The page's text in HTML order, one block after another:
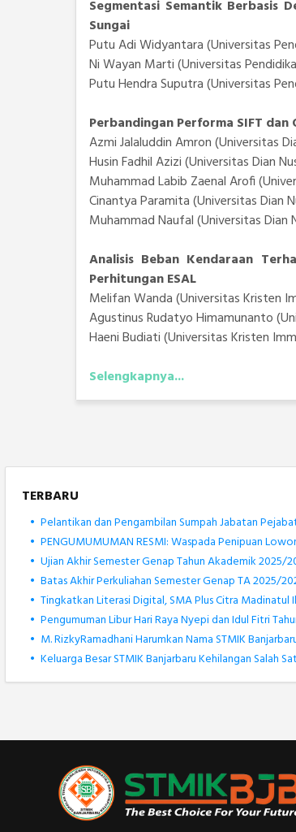
Segmentasi Semantik Berbasis
Sungai
Putu Adi Widyantara (Universitas
Ni Wayan Marti (Universitas
Putu Hendra Suputra (Universitas
Perbandingan Performa SIFT
Azmi Jalaluddin Amron (Universitas
Husin Fadhil Azizi (Universitas Dian
Muhammad Labib Zaenal Arofi
Cinantya Paramita (Universitas Dian
Muhammad Naufal (Universitas Dian
Analisis Beban Kendaraan
Perhitungan ESAL
Melifan Wanda (Universitas Kristen
Agustinus Rudatyo Himamunanto
Haeni Budiati (Universitas Kristen
Selengkapnya...
TERBARU
• Pelantikan dan Pengambilan Sumpah Jabatan Pejabat STMIK Banjarbaru
• PENGUMUMUMAN RESMI: Waspada Penipuan Lowongan Kerja Atas Nama
• Ujian Akhir Semester Genap Tahun Akademik 2025/
• Batas Akhir Perkuliahan Semester Genap TA 2025/
• Tingkatkan Literasi Digital, SMA Plus Citra Madinatul Ilmi Gandeng STMIK Banjarbaru dalam
• Pengumuman Libur Hari Raya Nyepi dan Idul Fitri
• M. RizkyRamadhani Harumkan Nama STMIK Banjarbaru, Sabet Medali Perak KOSANAS 2026
• Keluarga Besar STMIK Banjarbaru Kehilangan Salah Satu Karyawan Terbaiknya,